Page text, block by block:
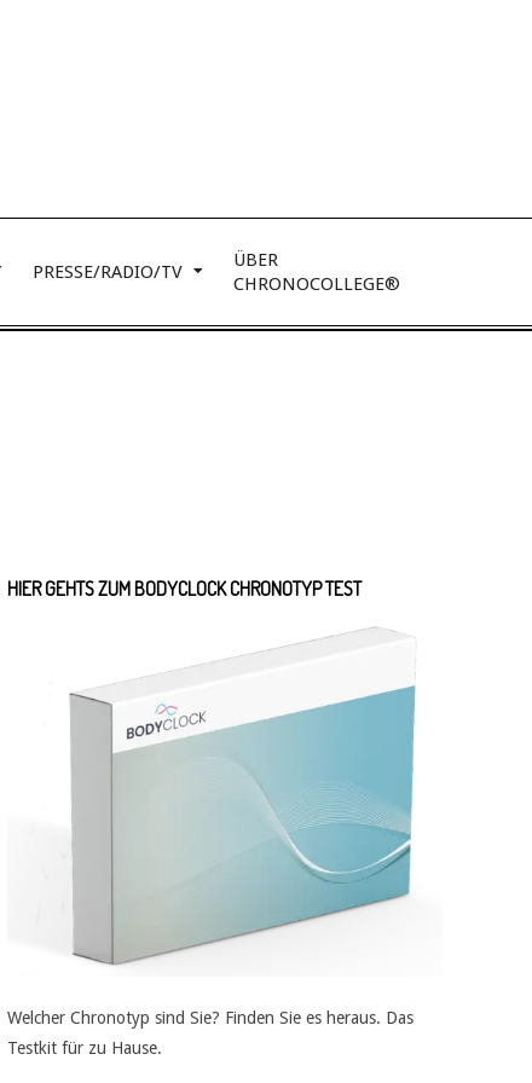
PRESSE/RADIO/TV
ÜBER
CHRONOCOLLEGE®
HIER GEHTS ZUM BODYCLOCK CHRONOTYP TEST
Welcher Chronotyp sind Sie? Finden Sie es heraus. Das
Testkit für zu Hause.